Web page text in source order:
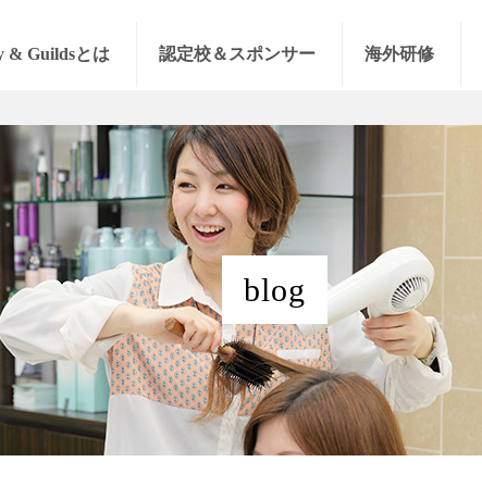
& Guildsとは 認定校＆スポンサー 海外研修
blog